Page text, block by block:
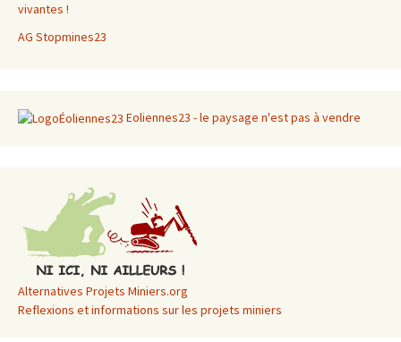
vivantes !
AG Stopmines23
Eoliennes23 - le paysage n'est pas à vendre
Alternatives Projets Miniers.org
Reflexions et informations sur les projets miniers